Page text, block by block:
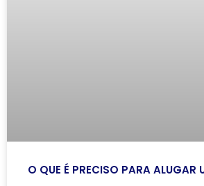
O QUE É PRECISO PARA ALUGAR